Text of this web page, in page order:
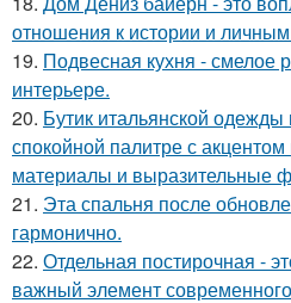
отношения к истории и
19. Подвесная кухня - смелое
интерьере.
20. Бутик итальянской
спокойной палитре с
материалы и выразительные
21. Эта спальня после
гармонично.
22. Отдельная постирочная -
важный элемент